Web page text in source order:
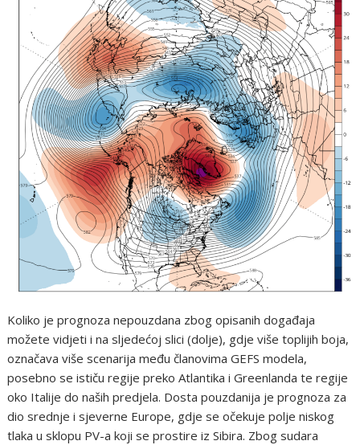
Koliko je prognoza nepouzdana zbog opisanih događaja
možete vidjeti i na sljedećoj slici (dolje), gdje više toplijih boja,
označava više scenarija među članovima GEFS modela,
posebno se ističu regije preko Atlantika i Greenlanda te regije
oko Italije do naših predjela. Dosta pouzdanija je prognoza za
dio srednje i sjeverne Europe, gdje se očekuje polje niskog
tlaka u sklopu PV-a koji se prostire iz Sibira. Zbog sudara